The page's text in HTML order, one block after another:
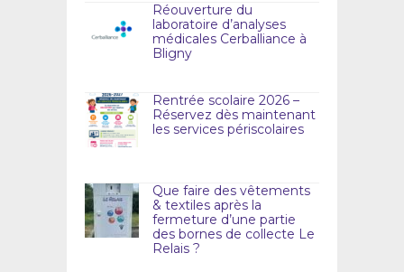
Réouverture du
laboratoire d’analyses
médicales Cerballiance à
Bligny
Rentrée scolaire 2026 –
Réservez dès maintenant
les services périscolaires
Que faire des vêtements
& textiles après la
fermeture d’une partie
des bornes de collecte Le
Relais ?